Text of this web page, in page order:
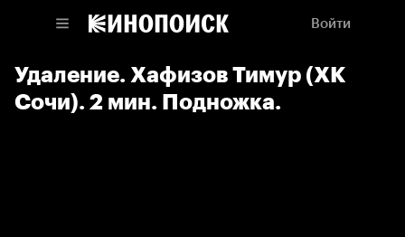
Войти
Удаление. Хафизов Тимур (ХК
Сочи). 2 мин. Подножка.